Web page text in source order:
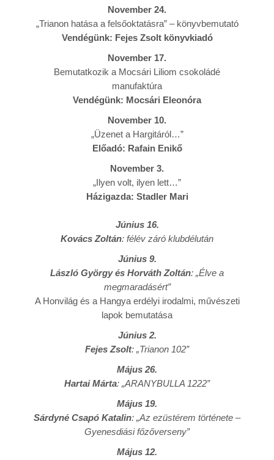
November 24.
„Trianon hatása a felsőoktatásra” – könyvbemutató
Vendégünk: Fejes Zsolt könyvkiadó
November 17.
Bemutatkozik a Mocsári Liliom csokoládé
manufaktúra
Vendégünk: Mocsári Eleonóra
November 10.
„Üzenet a Hargitáról…”
Előadó: Rafain Enikő
November 3.
„Ilyen volt, ilyen lett…”
Házigazda: Stadler Mari
Június 16.
Kovács Zoltán: félév záró klubdélután
Június 9.
László György és Horváth Zoltán: „Élve a
megmaradásért”
A Honvilág és a Hangya erdélyi irodalmi, művészeti
lapok bemutatása
Június 2.
Fejes Zsolt: „Trianon 102”
Május 26.
Hartai Márta: „ARANYBULLA 1222”
Május 19.
Sárdyné Csapó Katalin: „Az ezüstérem története –
Gyenesdiási főzőverseny”
Május 12.